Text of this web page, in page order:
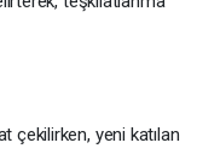
çekilirken, yeni katılan